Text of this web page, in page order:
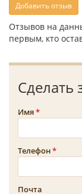
Добавить отзыв
Отзывов на
первым, кто
Сделать
Имя
Телефон
Почта